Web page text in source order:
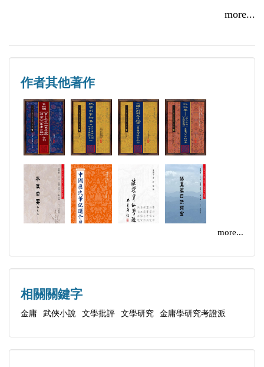
即陳世驤教授所言：「意境有而復能深且高大，則惟
須讀者自身之才學修養，始能隨而見之。」讀金庸書
而不能見其「技巧之玲瓏，及景界之深，胸懷之
大」，倒不如閉嘴勿獻醜了！多講多錯，徒為識者笑
耳！
小查詩人過世之後，在許多理據不甚堅實的惡評
之間，還是有零星出自老伙計現身說法、為查大俠金
教主稍為平反的第一手資料。
潘國森與查良鏞先生沒有甚麼深交，這回組織一
些舊文新作，紀念一下這位亦師亦友的長者。常言
道：「不招人妒是庸才。」小查詩人亦難免於此。
金庸》（一九九四），《武論金庸》（一九九五），
九九九），《解析笑傲江湖》（一九九九），《解析
零），《鹿鼎回目》（心一堂，二零一三）及《金庸
與我──雙向亦師亦友全紀錄》（心一堂，二零一
九）；心一堂即將出版的有《金庸命格淺析──斗數
子平合參初探》、《金庸詩詞學──雙劍聯回目》、
《金庸詩詞學──倚天屠龍詩》及《金庸詩詞學──天
龍八部詞》。
more...
作者其他著作
more...
相關關鍵字
金庸 武俠小說 文學批評 文學研究 金庸學研究考證派